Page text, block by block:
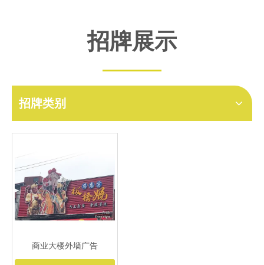
招牌展示
招牌类别
商业大楼外墙广告